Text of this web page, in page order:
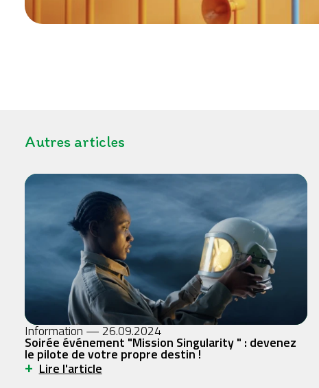
Autres articles
Information — 26.09.2024
Soirée événement "Mission Singularity " : devenez
le pilote de votre propre destin !
+ Lire l'article